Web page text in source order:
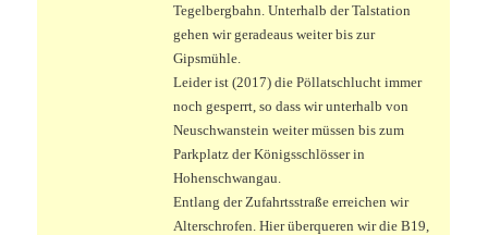
Tegelbergbahn. Unterhalb der Talstation
gehen wir geradeaus weiter bis zur
Gipsmühle.
Leider ist (2017) die Pöllatschlucht immer
noch gesperrt, so dass wir unterhalb von
Neuschwanstein weiter müssen bis zum
Parkplatz der Königsschlösser in
Hohenschwangau.
Entlang der Zufahrtsstraße erreichen wir
Alterschrofen. Hier überqueren wir die B19,